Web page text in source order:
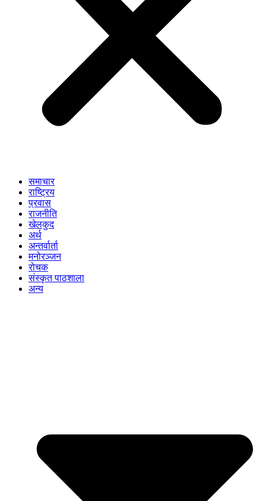
समाचार
राष्ट्रिय
प्रवास
राजनीति
खेलकुद
अर्थ
अन्तर्वार्ता
मनोरञ्जन
रोचक
संस्कृत पाठशाला
अन्य